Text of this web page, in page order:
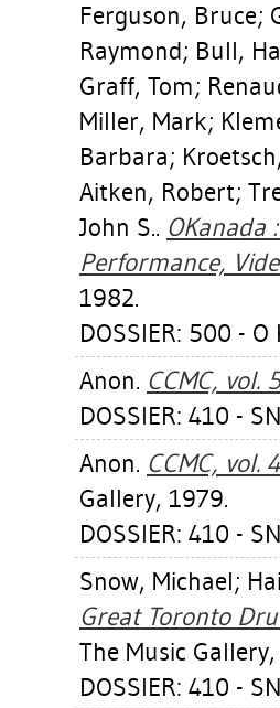
Ferguson, Bruce;
Raymond; Bull,
Graff, Tom;
Miller, Mark;
Barbara;
Aitken, Robert;
John S.. OKanada
Performance,
1982.
DOSSIER: 500 -
Anon. CCMC, vol.
DOSSIER: 410 -
Anon. CCMC, vol.
Gallery, 1979.
DOSSIER: 410 -
Snow, Michael;
Great Toronto
The Music
DOSSIER: 410 -